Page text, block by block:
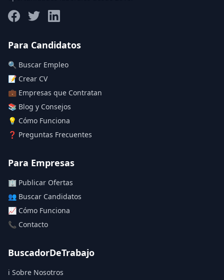
Deja vacío para "sin límite"
Aplicar filtros
Para Candidatos
🔍 Buscar Empleo
📝 Crear CV
💼 Empresas que Contratan
📚 Blog y Consejos
💡 Cómo Funciona
❓ Preguntas Frecuentes
Para Empresas
🏢 Publicar Ofertas
👥 Buscar Candidatos
📈 Cómo Funciona
📞 Contacto
BuscadorDeTrabajo
ℹ️ Sobre Nosotros